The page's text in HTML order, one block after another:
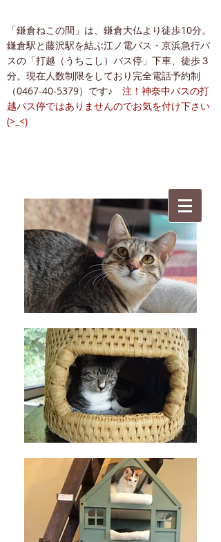
「鎌倉ねこの間」は、鎌倉大仏より徒歩10分。
鎌倉駅と藤沢駅を結ぶ江ノ電バス・京浜急行バ
スの「打越（うちこし）バス停」下車、徒歩３
分。現在人数制限をしており完全電話予約制
（0467-40-5379）です♪ 注！神奈中バスの打
越バス停ではありませんのでお気を付け下さい
(>_<)